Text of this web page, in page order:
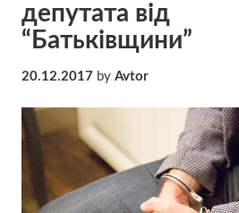
депутата від
“Батьківщини”
20.12.2017 by Avtor